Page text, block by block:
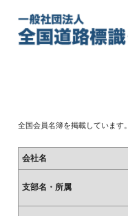
全国会員名簿を掲載しています。
会社名
支部名・所属